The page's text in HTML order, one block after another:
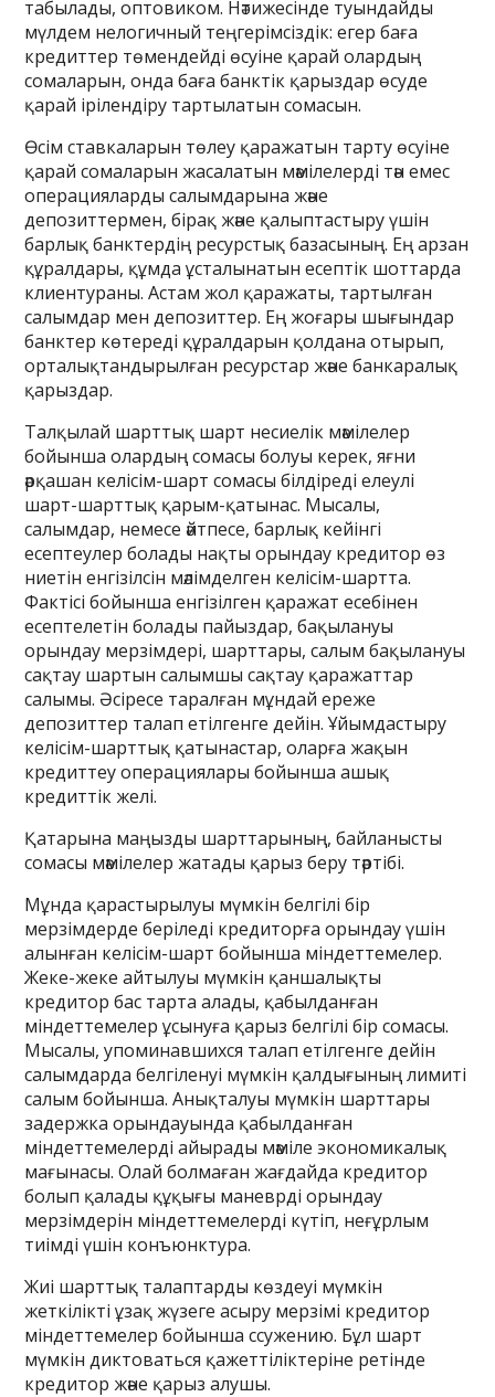
табылады, оптовиком. Нәтижесінде туындайды
мүлдем нелогичный теңгерімсіздік: егер баға
кредиттер төмендейді өсуіне қарай олардың
сомаларын, онда баға банктік қарыздар өсуде
қарай ірілендіру тартылатын сомасын.
Өсім ставкаларын төлеу қаражатын тарту өсуіне
қарай сомаларын жасалатын мәмілелерді тән емес
операцияларды салымдарына және
депозиттермен, бірақ және қалыптастыру үшін
барлық банктердің ресурстық базасының. Ең арзан
құралдары, құмда ұсталынатын есептік шоттарда
клиентураны. Астам жол қаражаты, тартылған
салымдар мен депозиттер. Ең жоғары шығындар
банктер көтереді құралдарын қолдана отырып,
орталықтандырылған ресурстар және банкаралық
қарыздар.
Талқылай шарттық шарт несиелік мәмілелер
бойынша олардың сомасы болуы керек, яғни
әрқашан келісім-шарт сомасы білдіреді елеулі
шарт-шарттық қарым-қатынас. Мысалы,
салымдар, немесе әйтпесе, барлық кейінгі
есептеулер болады нақты орындау кредитор өз
ниетін енгізілсін мәлімделген келісім-шартта.
Фактісі бойынша енгізілген қаражат есебінен
есептелетін болады пайыздар, бақылануы
орындау мерзімдері, шарттары, салым бақылануы
сақтау шартын салымшы сақтау қаражаттар
салымы. Әсіресе таралған мұндай ереже
депозиттер талап етілгенге дейін. Ұйымдастыру
келісім-шарттық қатынастар, оларға жақын
кредиттеу операциялары бойынша ашық
кредиттік желі.
Қатарына маңызды шарттарының, байланысты
сомасы мәмілелер жатады қарыз беру тәртібі.
Мұнда қарастырылуы мүмкін белгілі бір
мерзімдерде беріледі кредиторға орындау үшін
алынған келісім-шарт бойынша міндеттемелер.
Жеке-жеке айтылуы мүмкін қаншалықты
кредитор бас тарта алады, қабылданған
міндеттемелер ұсынуға қарыз белгілі бір сомасы.
Мысалы, упоминавшихся талап етілгенге дейін
салымдарда белгіленуі мүмкін қалдығының лимиті
салым бойынша. Анықталуы мүмкін шарттары
задержка орындауында қабылданған
міндеттемелерді айырады мәміле экономикалық
мағынасы. Олай болмаған жағдайда кредитор
болып қалады құқығы маневрді орындау
мерзімдерін міндеттемелерді күтіп, неғұрлым
тиімді үшін конъюнктура.
Жиі шарттық талаптарды көздеуі мүмкін
жеткілікті ұзақ жүзеге асыру мерзімі кредитор
міндеттемелер бойынша ссужению. Бұл шарт
мүмкін диктоваться қажеттіліктеріне ретінде
кредитор және қарыз алушы.